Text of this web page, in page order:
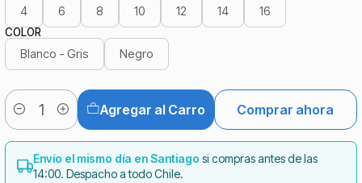
4 6 8 10 12 14 16
COLOR
Blanco - Gris Negro
Cantidad
Agregar al Carro Comprar ahora
Envío el mismo día en Santiago si compras antes de las
14:00. Despacho a todo Chile.